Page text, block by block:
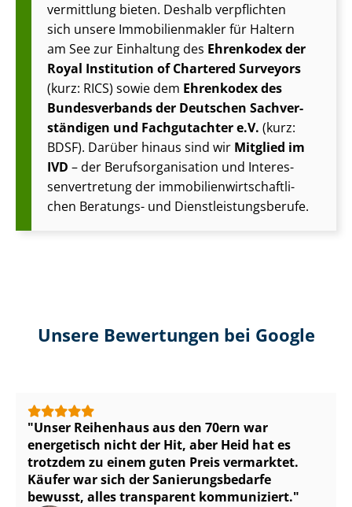
vermittlung bieten. Deshalb verpflichten
sich unsere Im­mo­bi­li­en­mak­ler für Haltern
am See zur Einhaltung des Ehrenkodex der
Royal Institution of Chartered Surveyors
(kurz: RICS) sowie dem Ehrenkodex des
Bundesverbands der Deutschen Sach­ver­
stän­di­gen und Fachgutachter e.V. (kurz:
BDSF). Darüber hinaus sind wir Mitglied im
IVD – der Be­rufs­or­ga­ni­sa­ti­on und In­ter­es­
sen­ver­tre­tung der im­mo­bi­li­en­wirt­schaft­li­
chen Beratungs- und Dienst­leis­tungs­be­ru­fe.
Unsere Bewertungen bei Google
Unser Reihenhaus aus den 70ern war
energetisch nicht der Hit, aber Heid hat es
trotzdem zu einem guten Preis vermarktet.
Käufer war sich der Sa­nie­rungs­be­dar­fe
bewusst, alles transparent kommuniziert.